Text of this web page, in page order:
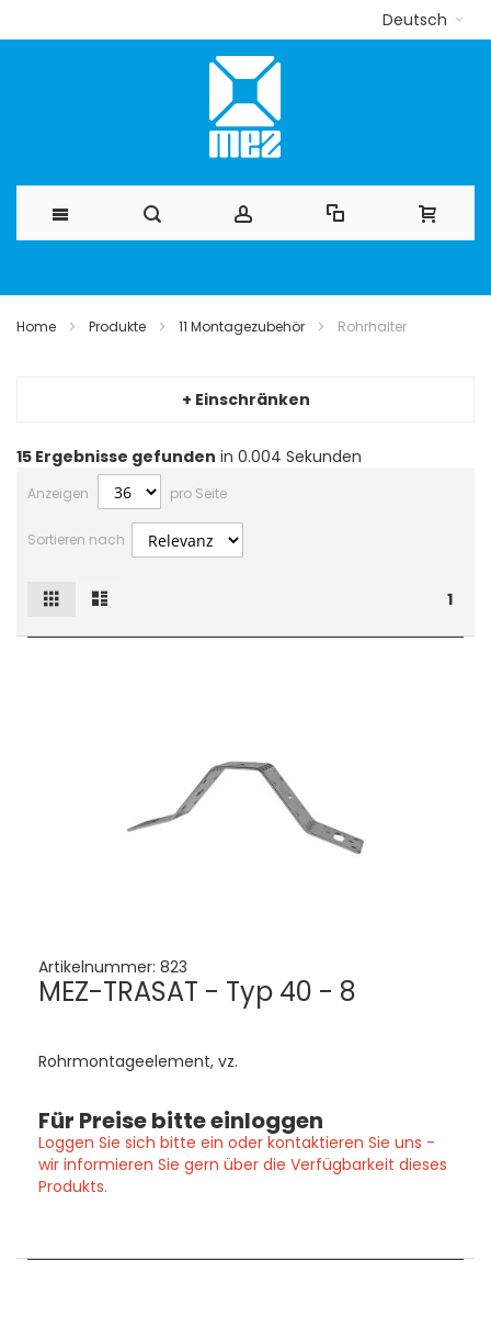
Deutsch
Home Produkte 11 Montagezubehör Rohrhalter
+ Einschränken
15 Ergebnisse gefunden in 0.004 Sekunden
Anzeigen pro Seite
Sortieren nach
1
Ansicht
als
Raster
Artikelnummer: 823
MEZ-TRASAT - Typ 40 - 8
Rohrmontageelement, vz.
Für Preise bitte einloggen
Loggen Sie sich bitte ein oder kontaktieren Sie uns -
wir informieren Sie gern über die Verfügbarkeit dieses
Produkts.